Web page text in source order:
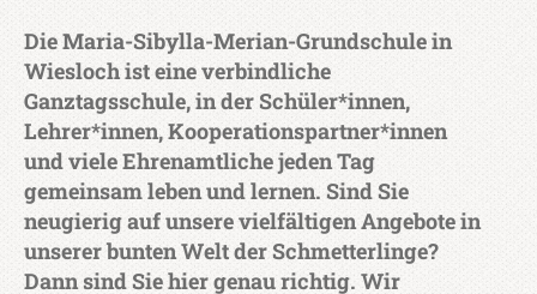
Die Maria-Sibylla-Merian-Grundschule in
Wiesloch ist eine verbindliche
Ganztagsschule, in der Schüler*innen,
Lehrer*innen, Kooperationspartner*innen
und viele Ehrenamtliche jeden Tag
gemeinsam leben und lernen. Sind Sie
neugierig auf unsere vielfältigen Angebote in
unserer bunten Welt der Schmetterlinge?
Dann sind Sie hier genau richtig. Wir